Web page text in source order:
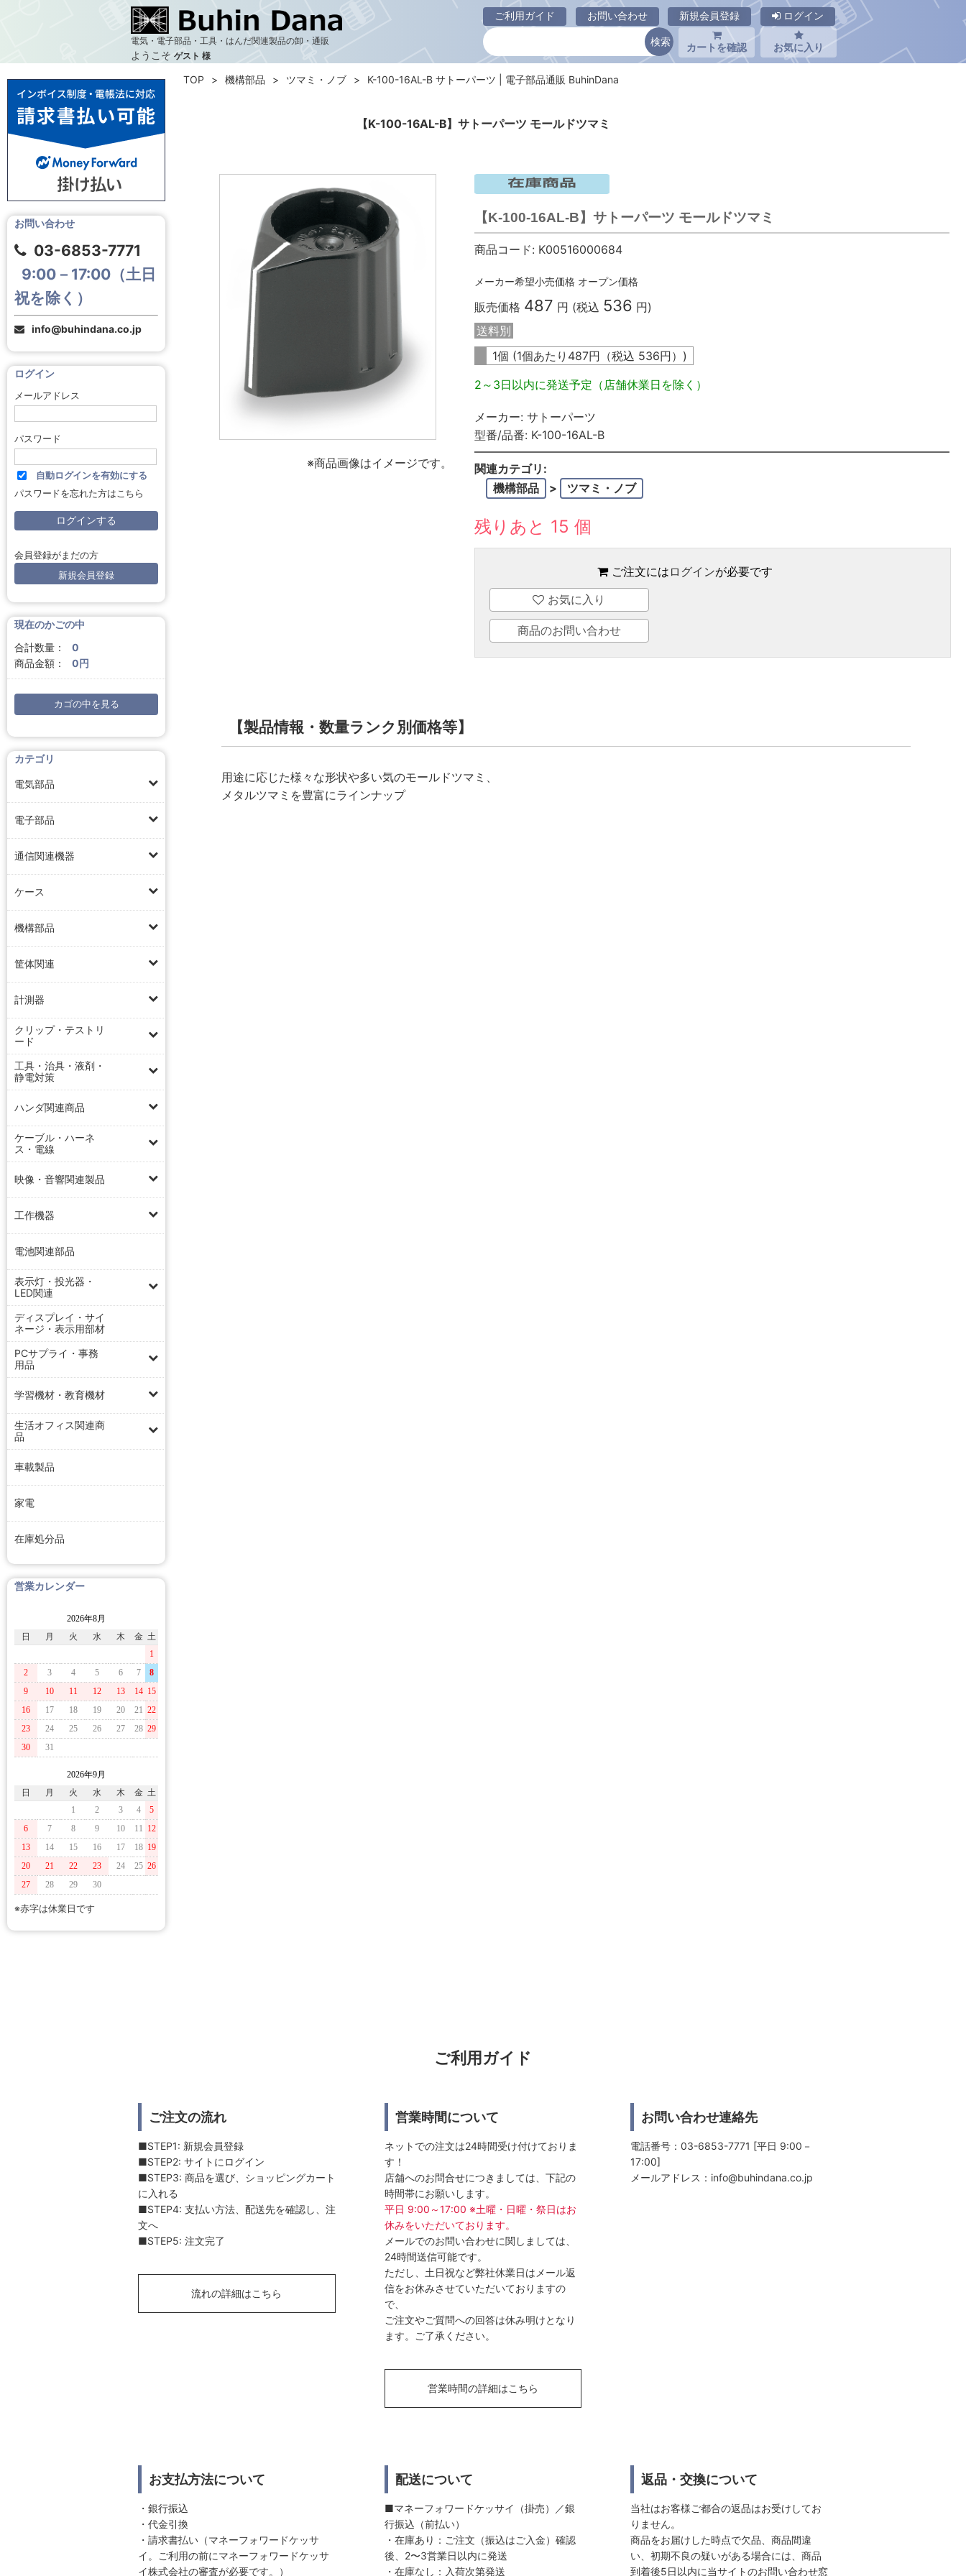
電気・電子部品・工具・はんだ関連製品の卸・通販
ようこそ ゲスト 様
ご利用ガイド お問い合わせ 新規会員登録 ログイン
カートを確認 お気に入り
【K-100-16AL-B】サトーパーツ モールドツマミ
お問い合わせ
03-6853-7771
9:00－17:00（土日
祝を除く）
info@buhindana.co.jp
ログイン
メールアドレス
パスワード
自動ログインを有効にする
パスワードを忘れた方はこちら
会員登録がまだの方
新規会員登録
現在のかごの中
合計数量：
0
商品金額：
0円
カゴの中を見る
カテゴリ
電気部品
電子部品
通信関連機器
ケース
機構部品
筐体関連
計測器
クリップ・テストリ
ード
工具・治具・液剤・
静電対策
ハンダ関連商品
ケーブル・ハーネ
ス・電線
映像・音響関連製品
工作機器
電池関連部品
表示灯・投光器・
LED関連
ディスプレイ・サイ
ネージ・表示用部材
PCサプライ・事務
用品
学習機材・教育機材
生活オフィス関連商
品
車載製品
家電
在庫処分品
営業カレンダー
2026年8月
日
月 火 水 木 金 土
1
2
3 4 5 6 7
8
9
10 11 12 13 14 15
16
17 18 19 20 21 22
23
24 25 26 27 28 29
30
31
2026年9月
日
月 火 水 木 金 土
1
2 3 4
5
6
7 8 9 10 11 12
13
14 15 16 17 18 19
20
21 22 23 24 25 26
27
28 29 30
※赤字は休業日です
TOP 機構部品 ツマミ・ノブ K-100-16AL-B サトーパーツ | 電子部品通販 BuhinDana
※商品画像はイメージです。
【K-100-16AL-B】サトーパーツ モールドツマミ
商品コード: K00516000684
メーカー希望小売価格 オープン価格
販売価格 487 円 (税込 536 円)
送料別
1個 (1個あたり 487円（税込 536円）)
2～3日以内に発送予定（店舗休業日を除く）
メーカー: サトーパーツ
型番/品番: K-100-16AL-B
関連カテゴリ:
機構部品
> ツマミ・ノブ
残りあと 15 個
ご注文には ログインが必要です
お気に入り
商品のお問い合わせ
【製品情報・数量ランク別価格等】
用途に応じた様々な形状や多い気のモールドツマミ、
メタルツマミを豊富にラインナップ
ご利用ガイド
ご注文の流れ
■STEP1: 新規会員登録
■STEP2: サイトにログイン
■STEP3: 商品を選び、ショッピングカート
に入れる
■STEP4: 支払い方法、配送先を確認し、注
文へ
■STEP5: 注文完了
流れの詳細はこちら
営業時間について
ネットでの注文は24時間受け付けておりま
す！
店舗へのお問合せにつきましては、下記の
時間帯にお願いします。
平日 9:00～17:00 ※土曜・日曜・祭日はお
休みをいただいております。
メールでのお問い合わせに関しましては、
24時間送信可能です。
ただし、土日祝など弊社休業日はメール返
信をお休みさせていただいておりますの
で、
ご注文やご質問への回答は休み明けとなり
ます。ご了承ください。
営業時間の詳細はこちら
お問い合わせ連絡先
電話番号：03-6853-7771 [平日 9:00－
17:00]
メールアドレス： info@buhindana.co.jp
お支払方法について
・銀行振込
・代金引換
・請求書払い（マネーフォワードケッサ
イ。ご利用の前にマネーフォワードケッサ
イ株式会社の審査が必要です。）
配送について
■マネーフォワードケッサイ（掛売）／銀
行振込（前払い）
・在庫あり：ご注文（振込はご入金）確認
後、2〜3営業日以内に発送
・在庫なし：入荷次第発送
返品・交換について
当社はお客様ご都合の返品はお受けしてお
りません。
商品をお届けした時点で欠品、商品間違
い、初期不良の疑いがある場合には、商品
到着後5日以内に当サイトのお問い合わせ窓